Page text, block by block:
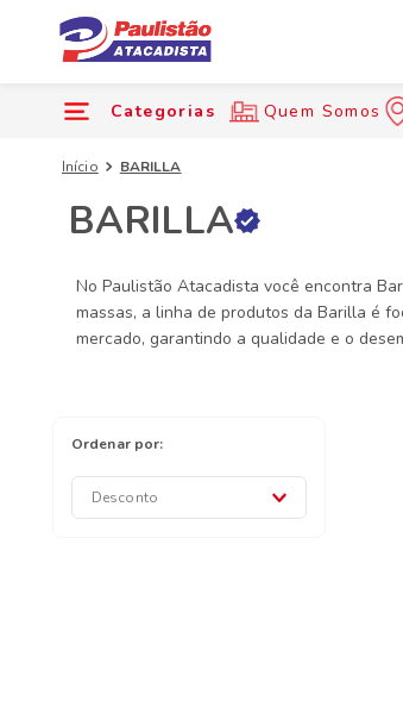
Categorias Quem Somos
Início BARILLA
BARILLA
No Paulistão Atacadista você encontra
massas, a linha de produtos da Barilla é
mercado, garantindo a qualidade e o
Desconto